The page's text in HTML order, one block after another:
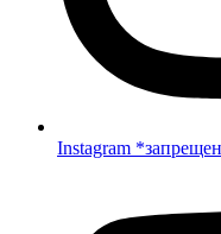
Instagram